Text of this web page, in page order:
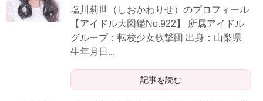
塩川莉世（しおかわりせ）のプロフィール
【アイドル大図鑑No.922】 所属アイドル
グループ：転校少女歌撃団 出身：山梨県
生年月日...
記事を読む